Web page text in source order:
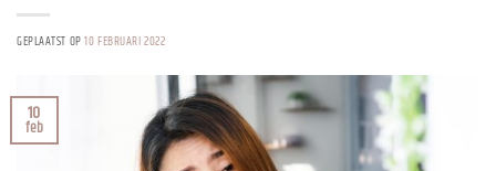
GEPLAATST OP10 FEBRUARI 2022
10
feb